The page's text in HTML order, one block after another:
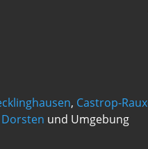
, Castrop-
Dorsten und Umgebung